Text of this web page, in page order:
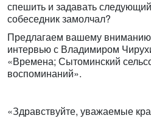
спешить и задавать
собеседник замолчал?
Предлагаем вашему вниманию
интервью с Владимиром
«Времена; Сытоминский
воспоминаний».
«Здравствуйте, уважаемые